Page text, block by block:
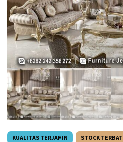
KUALITAS TERJAMIN STOCK